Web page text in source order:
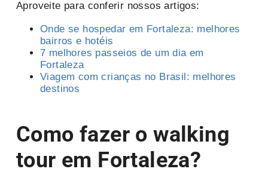
Aproveite para conferir nossos artigos:
Onde se hospedar em Fortaleza: melhores
bairros e hotéis
7 melhores passeios de um dia em
Fortaleza
Viagem com crianças no Brasil: melhores
destinos
Como fazer o walking
tour em Fortaleza?